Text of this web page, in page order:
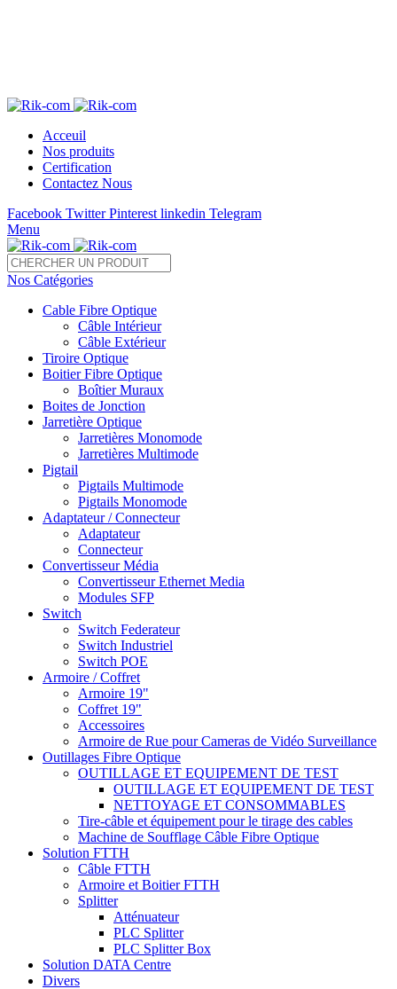
Acceuil
Nos produits
Certification
Contactez Nous
Facebook Twitter Pinterest linkedin Telegram
Menu
Nos Catégories
Cable Fibre Optique
Câble Intérieur
Câble Extérieur
Tiroire Optique
Boitier Fibre Optique
Boîtier Muraux
Boites de Jonction
Jarretière Optique
Jarretières Monomode
Jarretières Multimode
Pigtail
Pigtails Multimode
Pigtails Monomode
Adaptateur / Connecteur
Adaptateur
Connecteur
Convertisseur Média
Convertisseur Ethernet Media
Modules SFP
Switch
Switch Federateur
Switch Industriel
Switch POE
Armoire / Coffret
Armoire 19"
Coffret 19"
Accessoires
Armoire de Rue pour Cameras de Vidéo Surveillance
Outillages Fibre Optique
OUTILLAGE ET EQUIPEMENT DE TEST
OUTILLAGE ET EQUIPEMENT DE TEST
NETTOYAGE ET CONSOMMABLES
Tire-câble et équipement pour le tirage des cables
Machine de Soufflage Câble Fibre Optique
Solution FTTH
Câble FTTH
Armoire et Boitier FTTH
Splitter
Atténuateur
PLC Splitter
PLC Splitter Box
Solution DATA Centre
Divers